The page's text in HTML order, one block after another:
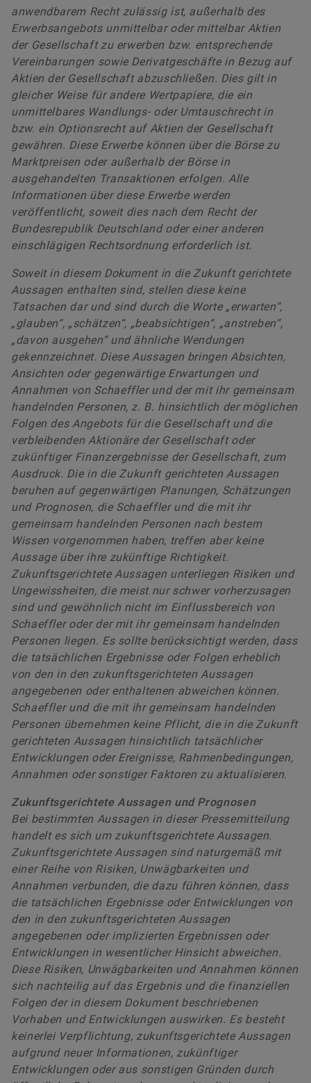
anwendbarem Recht zulässig ist, außerhalb des
Erwerbsangebots unmittelbar oder mittelbar Aktien
der Gesellschaft zu erwerben bzw. entsprechende
Vereinbarungen sowie Derivatgeschäfte in Bezug auf
Aktien der Gesellschaft abzuschließen. Dies gilt in
gleicher Weise für andere Wertpapiere, die ein
unmittelbares Wandlungs- oder Umtauschrecht in
bzw. ein Optionsrecht auf Aktien der Gesellschaft
gewähren. Diese Erwerbe können über die Börse zu
Marktpreisen oder außerhalb der Börse in
ausgehandelten Transaktionen erfolgen. Alle
Informationen über diese Erwerbe werden
veröffentlicht, soweit dies nach dem Recht der
Bundesrepublik Deutschland oder einer anderen
einschlägigen Rechtsordnung erforderlich ist.
Soweit in diesem Dokument in die Zukunft gerichtete
Aussagen enthalten sind, stellen diese keine
Tatsachen dar und sind durch die Worte „erwarten“,
„glauben“, „schätzen“, „beabsichtigen“, „anstreben“,
„davon ausgehen“ und ähnliche Wendungen
gekennzeichnet. Diese Aussagen bringen Absichten,
Ansichten oder gegenwärtige Erwartungen und
Annahmen von Schaeffler und der mit ihr gemeinsam
handelnden Personen, z. B. hinsichtlich der möglichen
Folgen des Angebots für die Gesellschaft und die
verbleibenden Aktionäre der Gesellschaft oder
zukünftiger Finanzergebnisse der Gesellschaft, zum
Ausdruck. Die in die Zukunft gerichteten Aussagen
beruhen auf gegenwärtigen Planungen, Schätzungen
und Prognosen, die Schaeffler und die mit ihr
gemeinsam handelnden Personen nach bestem
Wissen vorgenommen haben, treffen aber keine
Aussage über ihre zukünftige Richtigkeit.
Zukunftsgerichtete Aussagen unterliegen Risiken und
Ungewissheiten, die meist nur schwer vorherzusagen
sind und gewöhnlich nicht im Einflussbereich von
Schaeffler oder der mit ihr gemeinsam handelnden
Personen liegen. Es sollte berücksichtigt werden, dass
die tatsächlichen Ergebnisse oder Folgen erheblich
von den in den zukunftsgerichteten Aussagen
angegebenen oder enthaltenen abweichen können.
Schaeffler und die mit ihr gemeinsam handelnden
Personen übernehmen keine Pflicht, die in die Zukunft
gerichteten Aussagen hinsichtlich tatsächlicher
Entwicklungen oder Ereignisse, Rahmenbedingungen,
Annahmen oder sonstiger Faktoren zu aktualisieren.
Zukunftsgerichtete Aussagen und Prognosen
Bei bestimmten Aussagen in dieser Pressemitteilung
handelt es sich um zukunftsgerichtete Aussagen.
Zukunftsgerichtete Aussagen sind naturgemäß mit
einer Reihe von Risiken, Unwägbarkeiten und
Annahmen verbunden, die dazu führen können, dass
die tatsächlichen Ergebnisse oder Entwicklungen von
den in den zukunftsgerichteten Aussagen
angegebenen oder implizierten Ergebnissen oder
Entwicklungen in wesentlicher Hinsicht abweichen.
Diese Risiken, Unwägbarkeiten und Annahmen können
sich nachteilig auf das Ergebnis und die finanziellen
Folgen der in diesem Dokument beschriebenen
Vorhaben und Entwicklungen auswirken. Es besteht
keinerlei Verpflichtung, zukunftsgerichtete Aussagen
aufgrund neuer Informationen, zukünftiger
Entwicklungen oder aus sonstigen Gründen durch